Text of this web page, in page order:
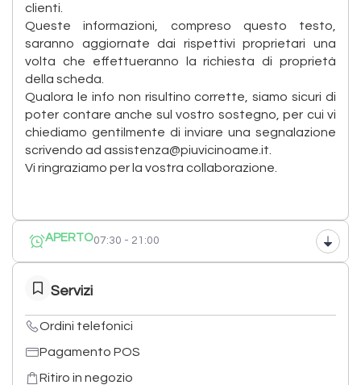
clienti.
Queste informazioni, compreso questo testo,
saranno aggiornate dai rispettivi proprietari una
volta che effettueranno la richiesta di proprietà
della scheda.
Qualora le info non risultino corrette, siamo sicuri di
poter contare anche sul vostro sostegno, per cui vi
chiediamo gentilmente di inviare una segnalazione
scrivendo ad assistenza@piuvicinoame.it.
Vi ringraziamo per la vostra collaborazione.
APERTO07:30 - 21:00
Servizi
Ordini telefonici
Pagamento POS
Ritiro in negozio